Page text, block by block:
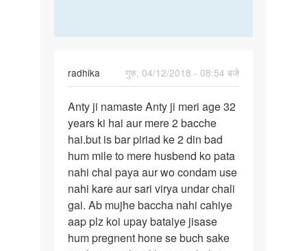
radhika
गुरु, 04/12/2018 - 08:54 बजे
Anty
ji
namaste
Anty
ji
meri…
Anty ji namaste Anty ji meri age 32
years ki hai aur mere 2 bacche
hai.but is bar piriad ke 2 din bad
hum mile to mere husbend ko pata
nahi chal paya aur wo condam use
nahi kare aur sari virya undar chali
gai. Ab mujhe baccha nahi cahiye
aap plz koi upay bataiye jisase
hum pregnent hone se buch sake